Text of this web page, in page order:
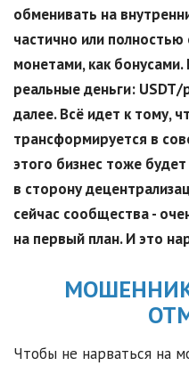
обменивать на
частично или
монетами, как
реальные деньги: USDT/
далее. Всё идет к тому,
трансформируется в
этого бизнес тоже
в сторону
сейчас сообщества -
на первый план. И это
Чтобы не нарваться на